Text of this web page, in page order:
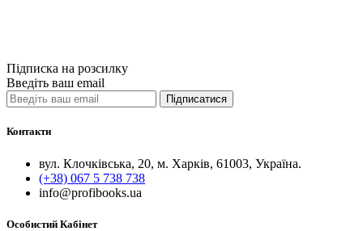
Підписка на розсилку
Введіть ваш email
Підписатися
Контакти
вул. Клочківська, 20, м. Харків, 61003, Україна.
(+38) 067 5 738 738
info@profibooks.ua
Особистий Кабінет